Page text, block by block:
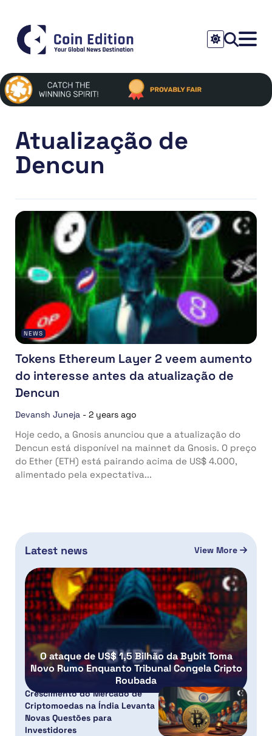
Atualização de
Dencun
NEWS
Tokens Ethereum Layer 2 veem aumento
do interesse antes da atualização de
Dencun
Devansh Juneja - 2 years ago
Hoje cedo, a Gnosis anunciou que a atualização do
Dencun está disponível na mainnet da Gnosis. O preço
do Ether (ETH) está pairando acima de US$ 4.000,
alimentado pela expectativa...
Latest news View More
O ataque de US$ 1,5 Bilhão da Bybit Toma
Novo Rumo Enquanto Tribunal Congela Cripto
Roubada
Crescimento do Mercado de
Criptomoedas na Índia Levanta
Novas Questões para
Investidores